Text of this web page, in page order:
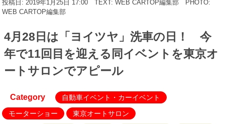
投稿日: 2019年1月25日 17:00 TEXT: WEB CARTOP編集部
PHOTO:
WEB CARTOP編集部
4月28日は「ヨイツヤ」洗車の日！ 今
年で11回目を迎える同イベントを東京オ
ートサロンでアピール
Category
自動車イベント・カーイベント
モーターショー
東京オートサロン